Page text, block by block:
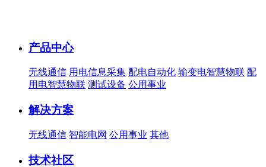
产品中心
无线通信 用电信息采集 配电自动化 输变电智慧物联 配
用电智慧物联 测试设备 公用事业
解决方案
无线通信 智能电网 公用事业 其他
技术社区